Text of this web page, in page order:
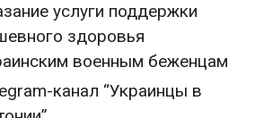
услуги поддержки
здоровья
военным беженцам
канал “Украинцы в